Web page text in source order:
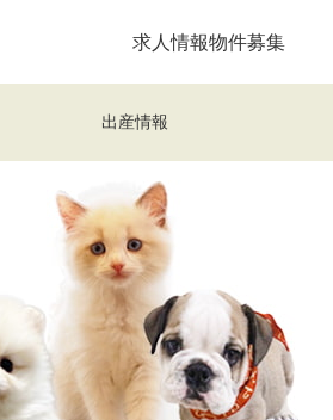
求人情報物件募集
出産情報